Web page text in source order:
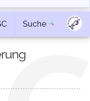
Suche